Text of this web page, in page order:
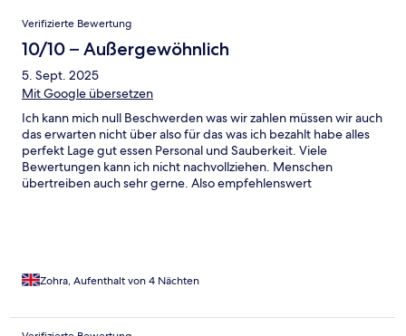
Bewertungen
Verifizierte Bewertung
10/10 – Außergewöhnlich
5. Sept. 2025
Mit Google übersetzen
Ich kann mich null Beschwerden was wir zahlen müssen wir auch
das erwarten nicht über also für das was ich bezahlt habe alles
perfekt Lage gut essen Personal und Sauberkeit. Viele
Bewertungen kann ich nicht nachvollziehen. Menschen
übertreiben auch sehr gerne. Also empfehlenswert
Zohra, Aufenthalt von 4 Nächten